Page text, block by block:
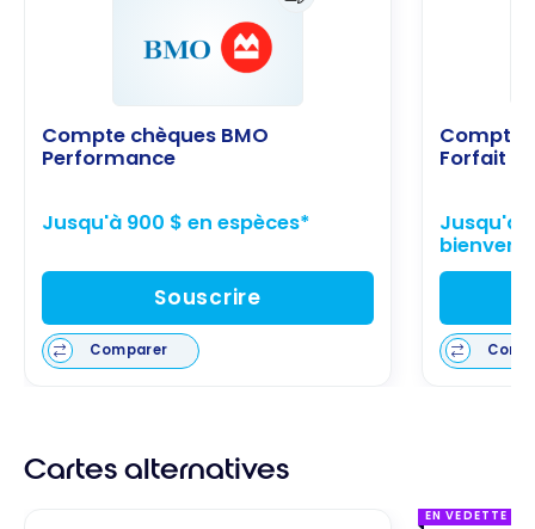
Compte chèques BMO
Performance
Jusqu'à 900 $ en espèces*
Souscrire
Comparer
Compte
Forfait
Jusqu'à
Cartes alternatives
EN VEDETTE